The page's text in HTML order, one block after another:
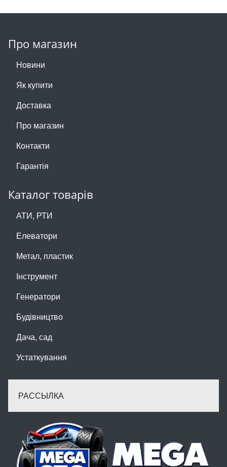
Про магазин
Новини
Як купити
Доставка
Про магазин
Контакти
Гарантія
Каталог товарів
АТИ, РТИ
Елеватори
Метал, пластик
Інструмент
Генератори
Будівництво
Дача, сад
Устаткування
РАССЫЛКА